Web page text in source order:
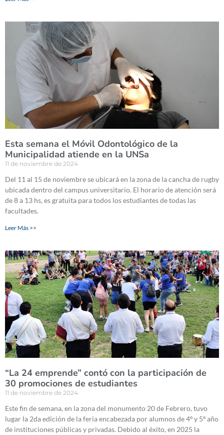
Esta semana el Móvil Odontológico de la
Municipalidad atiende en la UNSa
11 de noviembre de 2024
Del 11 al 15 de noviembre se ubicará en la zona de la cancha de rugby
ubicada dentro del campus universitario. El horario de atención será
de 8 a 13 hs, es gratuita para todos los estudiantes de todas las
facultades.
Leer Más >>
“La 24 emprende” contó con la participación de
30 promociones de estudiantes
11 de noviembre de 2024
Este fin de semana, en la zona del monumento 20 de Febrero, tuvo
lugar la 2da edición de la feria encabezada por alumnos de 4º y 5º año
de instituciones públicas y privadas. Debido al éxito, en 2025 la